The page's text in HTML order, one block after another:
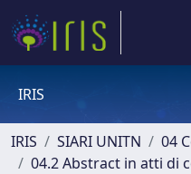
IRIS
IRIS SIARI UNITN
04
04.2 Abstract in atti di